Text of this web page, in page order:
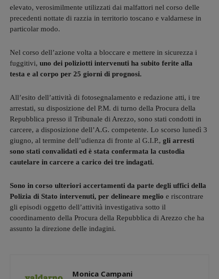
elevato, verosimilmente utilizzati dai malfattori nel corso delle
precedenti nottate di razzia in territorio toscano e valdarnese in
particolar modo.
Nel corso dell’azione volta a bloccare e mettere in sicurezza i
fuggitivi, uno dei poliziotti intervenuti ha subito ferite alla
testa e al corpo per 25 giorni di prognosi.
All’esito dell’attività di fotosegnalamento e redazione atti, i tre
arrestati, su disposizione del P.M. di turno della Procura della
Repubblica presso il Tribunale di Arezzo, sono stati condotti in
carcere, a disposizione dell’A.G. competente. Lo scorso lunedì 3
giugno, al termine dell’udienza di fronte al G.I.P., gli arresti
sono stati convalidati ed è stata confermata la custodia
cautelare in carcere a carico dei tre indagati.
Sono in corso ulteriori accertamenti da parte degli uffici della
Polizia di Stato intervenuti, per delineare meglio e riscontrare
gli episodi oggetto dell’attività investigativa sotto il
coordinamento della Procura della Repubblica di Arezzo che ha
assunto la direzione delle indagini.
Monica Campani